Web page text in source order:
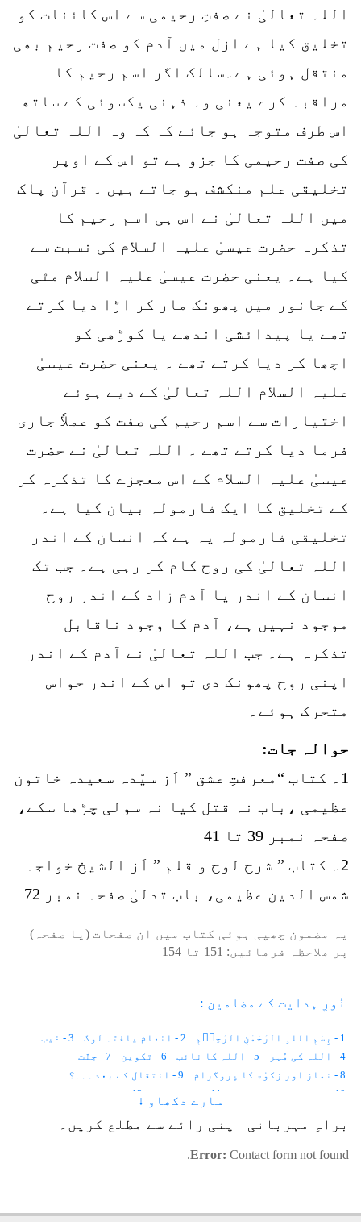
اللہ تعالیٰ نے صفتِ رحیمی سے اس کائنات کو
تخلیق کیا ہے ازل میں آدم کو صفت رحیم بھی
منتقل ہوئی ہے۔سالک اگر اسم رحیم کا
مراقبہ کرے یعنی وہ ذہنی یکسوئی کے ساتھ
اس طرف متوجہ ہو جائے کہ کہ وہ اللہ تعالیٰ
کی صفت رحیمی کا جزو ہے تو اس کے اوپر
تخلیقی علم منکشف ہو جاتے ہیں ۔ قرآن پاک
میں اللہ تعالیٰ نے اس ہی اسم رحیم کا
تذکرہ حضرت عیسیٰ علیہ السلام کی نسبت سے
کیا ہے۔ یعنی حضرت عیسیٰ علیہ السلام مٹی
کے جانور میں پھونک مار کر اڑا دیا کرتے
تھے یا پیدائشی اندھے یا کوڑھی کو
اچھا کر دیا کرتے تھے ۔ یعنی حضرت عیسیٰ
علیہ السلام اللہ تعالیٰ کے دیے ہوئے
اختیارات سے اسم رحیم کی صفت کو عملاً جاری
فرما دیا کرتے تھے ۔ اللہ تعالیٰ نے حضرت
عیسیٰ علیہ السلام کے اس معجزے کا تذکرہ کر
کے تخلیق کا ایک فارمولہ بیان کیا ہے۔
تخلیقی فارمولہ یہ ہے کہ انسان کے اندر
اللہ تعالیٰ کی روح کام کر رہی ہے۔ جب تک
انسان کے اندر یا آدم زاد کے اندر روح
موجود نہیں ہے، آدم کا وجود ناقابل
تذکرہ ہے۔ جب اللہ تعالیٰ نے آدم کے اندر
اپنی روح پھونک دی تو اس کے اندر حواس
متحرک ہوئے۔
حوالہ جات:
1۔ کتاب “معرفتِ عشق ” اَز سیّدہ سعیدہ خاتون
عظیمی ،باب نہ قتل کیا نہ سولی چڑھا سکے،
صفحہ نمبر 39 تا 41
2۔ کتاب ” شرح لوح و قلم ” اَز الشیخ خواجہ
شمس الدین عظیمی، باب تدلیٰ صفحہ نمبر 72
یہ مضمون چھپی ہوئی کتاب میں ان صفحات (یا صفحہ)
پر ملاحظہ فرمائیں: 151 تا 154
نُورِ ہدایت کے مضامین :
1 - بِسْمِ اللہِ الرَّحْمٰنِ الرَّحِیۡمِ 2 - انعام یافتہ لوگ
3 - غیب
4 - اللہ کی مُہر
5 - اللہ کا نائب 6 - تکوین
7 - جنّت
8 - نماز اور زکوٰۃ کا پروگرام
9 - انتقال کے بعد۔۔۔؟
10 - پھٹکارے ہوے بندر
11 - من و سلویٰ
12 - اللہ دیکھ رہا ہے
16 - سریع الحساب
17 - حُرمت والا مہینہ
18 - قانوُنِ قُدرَت
سارے دکھاو ↓
براہِ مہربانی اپنی رائے سے مطلع کریں۔
Error: Contact form not found.